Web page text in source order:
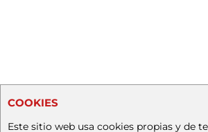
COOKIES
Este sitio web usa cookies propias y de